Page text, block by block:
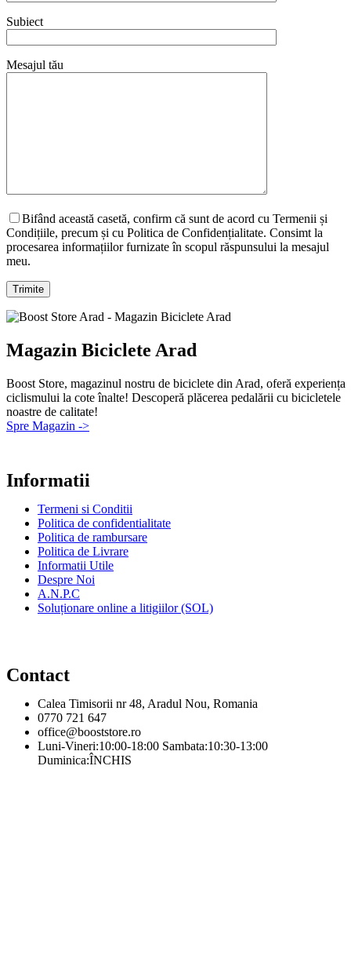
Subiect
Mesajul tău
Bifând această casetă, confirm că sunt de acord cu Termenii și
Condițiile, precum și cu Politica de Confidențialitate. Consimt la
procesarea informațiilor furnizate în scopul răspunsului la mesajul
meu.
Magazin Biciclete Arad
Boost Store, magazinul nostru de biciclete din Arad, oferă experiența
ciclismului la cote înalte! Descoperă plăcerea pedalării cu bicicletele
noastre de calitate!
Spre Magazin ->
Informatii
Termeni si Conditii
Politica de confidentialitate
Politica de rambursare
Politica de Livrare
Informatii Utile
Despre Noi
A.N.P.C
Soluționare online a litigiilor (SOL)
Contact
Calea Timisorii nr 48, Aradul Nou, Romania
0770 721 647
office@booststore.ro
Luni-Vineri:10:00-18:00 Sambata:10:30-13:00
Duminica:ÎNCHIS